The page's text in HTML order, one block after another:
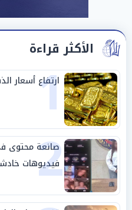
الأكثر قراءة
1
ارتفاع أسعار
2
صانعة محتوى
فيديوهات